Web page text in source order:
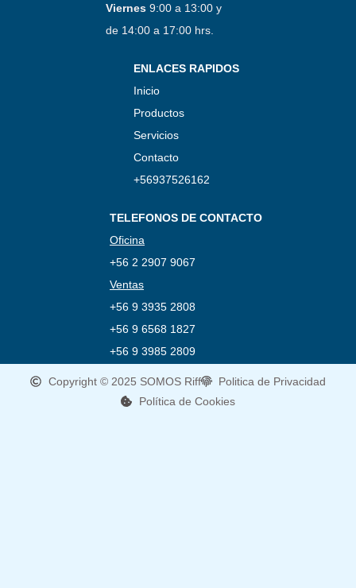
Viernes9:00 a 13:00 y
de 14:00 a 17:00 hrs.
ENLACES RAPIDOS
Inicio
Productos
Servicios
Contacto
+56937526162
TELEFONOS DE CONTACTO
Oficina
+56 2 2907 9067
Ventas
+56 9 3935 2808
+56 9 6568 1827
+56 9 3985 2809
Copyright © 2025 SOMOS Riff
Politica de Privacidad
Política de Cookies